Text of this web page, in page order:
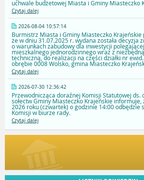
uchwale budżetowej Miasta i Gminy Miasteczko
Czytaj dalej
2026-08-04 10:57:14
Burmistrz Miasta i Gminy Miasteczko Krajeńskie
że w dniu 31.07.2025 r. wydana została decyzja
o warunkach zabudowy dla inwestycji
mieszkalnego jednorodzinnego wraz z
techniczną, do realizacji na części działki nr
obrębie 0008 Wolsko, gmina Miasteczko
Czytaj dalej
2026-07-30 12:36:42
Przewodnicząca doraźnej Komisji Statutowej ds.
sołectw Gminy Miasteczko Krajeńskie informuje,
2026 roku (czwartek) o godzinie 14:00 odbędzie
Komisji w biurze rady.
Czytaj dalej